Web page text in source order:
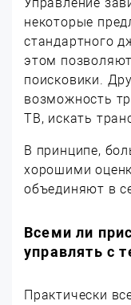
некоторые
стандартного
этом
поисковики.
возможность
ТВ, искать
В принципе,
хорошими
объединяют в
Всеми ли
управлять с
Практически